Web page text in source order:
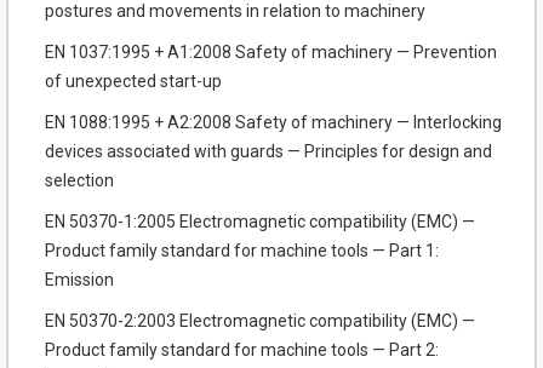
postures and movements in relation to machinery
EN 1037:1995 + A1:2008 Safety of machinery — Prevention
of unexpected start-up
EN 1088:1995 + A2:2008 Safety of machinery — Interlocking
devices associated with guards — Principles for design and
selection
EN 50370-1:2005 Electromagnetic compatibility (EMC) —
Product family standard for machine tools — Part 1:
Emission
EN 50370-2:2003 Electromagnetic compatibility (EMC) —
Product family standard for machine tools — Part 2: